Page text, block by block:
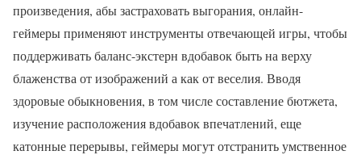
произведения, абы застраховать выгорания, онлайн-
геймеры применяют инструменты отвечающей игры, чтобы
поддерживать баланс-экстерн вдобавок быть на верху
блаженства от изображений а как от веселия. Вводя
здоровые обыкновения, в том числе составление бютжета,
изучение расположения вдобавок впечатлений, еще
катонные перерывы, геймеры могут отстранить умственное